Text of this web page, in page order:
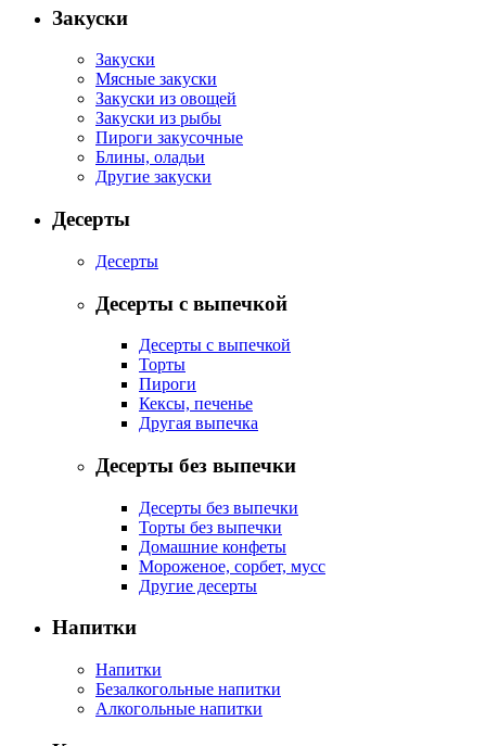
Закуски
Закуски
Мясные закуски
Закуски из овощей
Закуски из рыбы
Пироги закусочные
Блины, оладьи
Другие закуски
Десерты
Десерты
Десерты с выпечкой
Десерты с выпечкой
Торты
Пироги
Кексы, печенье
Другая выпечка
Десерты без выпечки
Десерты без выпечки
Торты без выпечки
Домашние конфеты
Мороженое, сорбет, мусс
Другие десерты
Напитки
Напитки
Безалкогольные напитки
Алкогольные напитки